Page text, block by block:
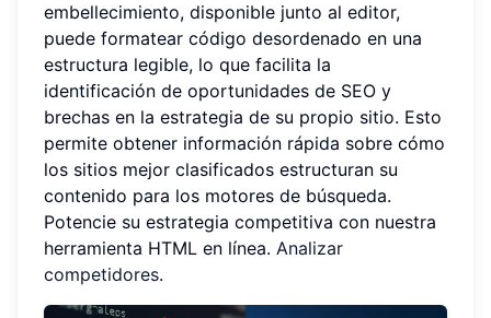
embellecimiento, disponible junto al editor,
puede formatear código desordenado en una
estructura legible, lo que facilita la
identificación de oportunidades de SEO y
brechas en la estrategia de su propio sitio. Esto
permite obtener información rápida sobre cómo
los sitios mejor clasificados estructuran su
contenido para los motores de búsqueda.
Potencie su estrategia competitiva con nuestra
herramienta HTML en línea. Analizar
competidores.